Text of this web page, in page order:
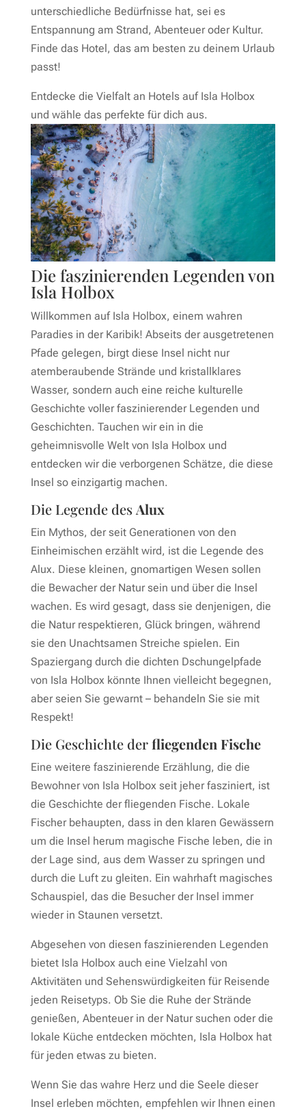
unterschiedliche Bedürfnisse hat, sei es
Entspannung am Strand, Abenteuer oder Kultur.
Finde das Hotel, das am besten zu deinem Urlaub
passt!
Entdecke die Vielfalt an Hotels auf Isla Holbox
und wähle das perfekte für dich aus.
Die faszinierenden Legenden von
Isla Holbox
Willkommen auf Isla Holbox, einem wahren
Paradies in der Karibik! Abseits der ausgetretenen
Pfade gelegen, birgt diese Insel nicht nur
atemberaubende Strände und kristallklares
Wasser, sondern auch eine reiche kulturelle
Geschichte voller faszinierender Legenden und
Geschichten. Tauchen wir ein in die
geheimnisvolle Welt von Isla Holbox und
entdecken wir die verborgenen Schätze, die diese
Insel so einzigartig machen.
Die Legende des Alux
Ein Mythos, der seit Generationen von den
Einheimischen erzählt wird, ist die Legende des
Alux. Diese kleinen, gnomartigen Wesen sollen
die Bewacher der Natur sein und über die Insel
wachen. Es wird gesagt, dass sie denjenigen, die
die Natur respektieren, Glück bringen, während
sie den Unachtsamen Streiche spielen. Ein
Spaziergang durch die dichten Dschungelpfade
von Isla Holbox könnte Ihnen vielleicht begegnen,
aber seien Sie gewarnt – behandeln Sie sie mit
Respekt!
Die Geschichte derfliegenden Fische
Eine weitere faszinierende Erzählung, die die
Bewohner von Isla Holbox seit jeher fasziniert, ist
die Geschichte der fliegenden Fische. Lokale
Fischer behaupten, dass in den klaren Gewässern
um die Insel herum magische Fische leben, die in
der Lage sind, aus dem Wasser zu springen und
durch die Luft zu gleiten. Ein wahrhaft magisches
Schauspiel, das die Besucher der Insel immer
wieder in Staunen versetzt.
Abgesehen von diesen faszinierenden Legenden
bietet Isla Holbox auch eine Vielzahl von
Aktivitäten und Sehenswürdigkeiten für Reisende
jeden Reisetyps. Ob Sie die Ruhe der Strände
genießen, Abenteuer in der Natur suchen oder die
lokale Küche entdecken möchten, Isla Holbox hat
für jeden etwas zu bieten.
Wenn Sie das wahre Herz und die Seele dieser
Insel erleben möchten, empfehlen wir Ihnen einen